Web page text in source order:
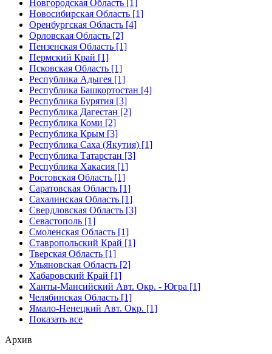
Новгородская Область [1]
Новосибирская Область [1]
Оренбургская Область [4]
Орловская Область [2]
Пензенская Область [1]
Пермский Край [1]
Псковская Область [1]
Республика Адыгея [1]
Республика Башкортостан [4]
Республика Бурятия [3]
Республика Дагестан [2]
Республика Коми [2]
Республика Крым [3]
Республика Саха (Якутия) [1]
Республика Татарстан [3]
Республика Хакасия [1]
Ростовская Область [1]
Саратовская Область [1]
Сахалинская Область [1]
Свердловская Область [3]
Севастополь [1]
Смоленская Область [1]
Ставропольский Край [1]
Тверская Область [1]
Ульяновская Область [2]
Хабаровский Край [1]
Ханты-Мансийский Авт. Окр. - Югра [1]
Челябинская Область [1]
Ямало-Ненецкий Авт. Окр. [1]
Показать все
Архив